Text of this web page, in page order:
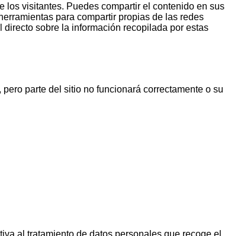
los visitantes. Puedes compartir el contenido en sus
para compartir propias de las redes
sobre la información recopilada por estas
parte del sitio no funcionará correctamente o su
al tratamiento de datos personales que recoge el